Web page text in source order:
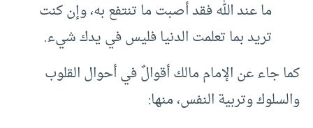
ما عند الله فقد أصبت ما تنتفع به، وإن كنت
تريد بما تعلمت الدنيا فليس في يدك شيء.
كما جاء عن الإمام مالك أقوالٌ في أحوال القلوب
والسلوك وتربية النفس، منها: